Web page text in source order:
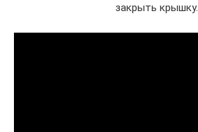
закрыть крышку.